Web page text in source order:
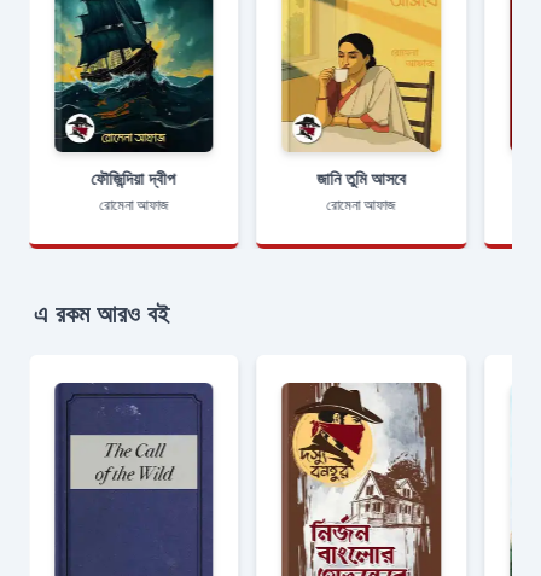
ফৌজিন্দিয়া দ্বীপ
রোমেনা আফাজ
জানি তুমি আসবে
রোমেনা আফাজ
এ রকম আরও বই